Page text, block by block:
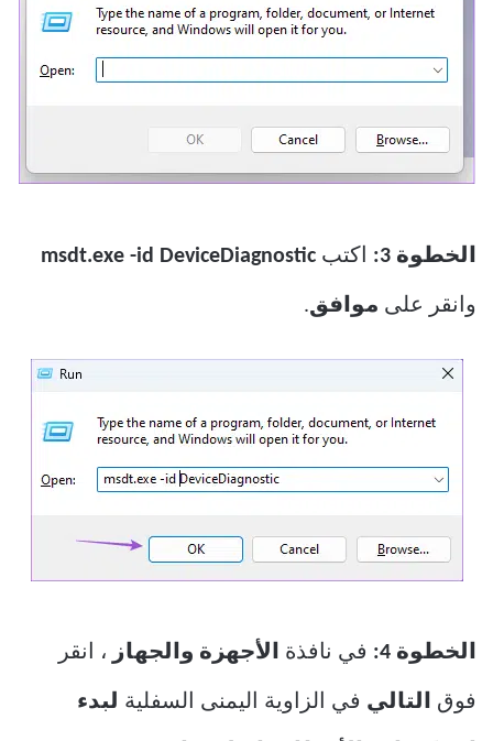
الخطوة 3: اكتب
وانقر على موافق.
الخطوة 4: في نافذة الأجهزة والجهاز ، انقر
فوق التالي في الزاوية اليمنى السفلية لبدء